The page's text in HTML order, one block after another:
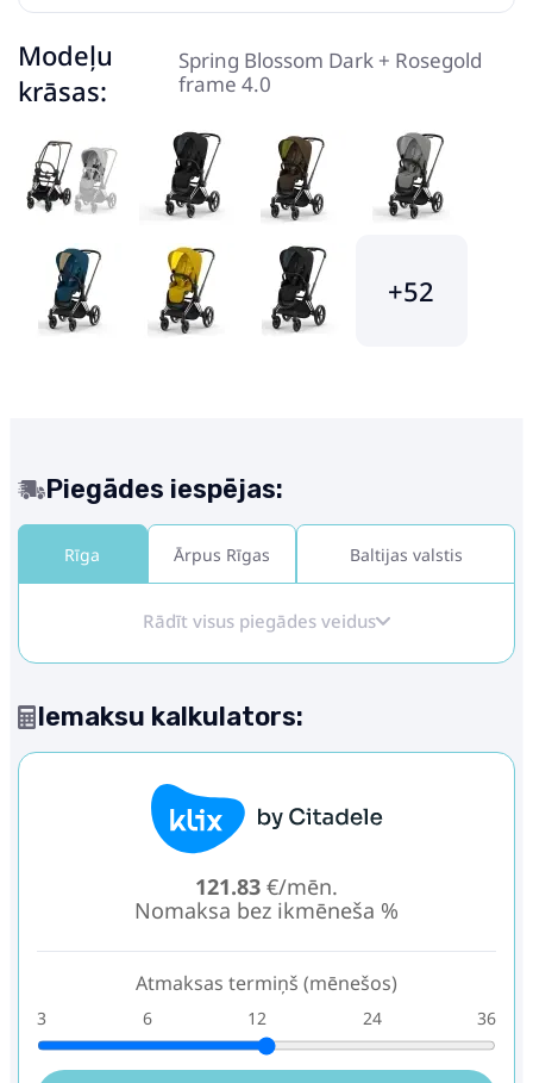
Modeļu
krāsas:
Spring Blossom Dark + Rosegold
frame 4.0
+52
Piegādes iespējas:
Rīga Ārpus Rīgas Baltijas valstis
Rādīt visus piegādes veidus
Iemaksu kalkulators:
121.83 €/mēn.
Nomaksa bez ikmēneša %
Atmaksas termiņš (mēnešos)
3 6 12 24 36